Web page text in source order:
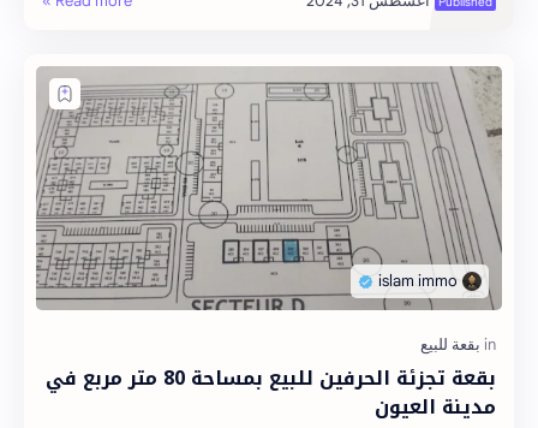
بقعة تجزئة الحرفين للبيع بمساحة 80 متر مربع في
مدينة العيون